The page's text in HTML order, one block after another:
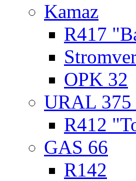
Kamaz
R417
OPK 32
URAL 375
R412
GAS 66
R142